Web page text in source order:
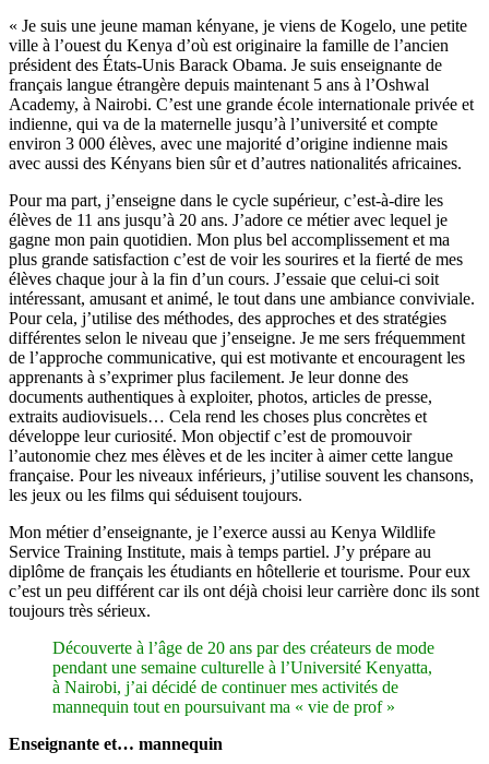
« Je suis une jeune maman kényane, je viens de Kogelo, une petite
ville à l’ouest du Kenya d’où est originaire la famille de l’ancien
président des États-Unis Barack Obama. Je suis enseignante de
français langue étrangère depuis maintenant 5 ans à l’Oshwal
Academy, à Nairobi. C’est une grande école internationale privée et
indienne, qui va de la maternelle jusqu’à l’université et compte
environ 3 000 élèves, avec une majorité d’origine indienne mais
avec aussi des Kényans bien sûr et d’autres nationalités africaines.
Pour ma part, j’enseigne dans le cycle supérieur, c’est-à-dire les
élèves de 11 ans jusqu’à 20 ans. J’adore ce métier avec lequel je
gagne mon pain quotidien. Mon plus bel accomplissement et ma
plus grande satisfaction c’est de voir les sourires et la fierté de mes
élèves chaque jour à la fin d’un cours. J’essaie que celui-ci soit
intéressant, amusant et animé, le tout dans une ambiance conviviale.
Pour cela, j’utilise des méthodes, des approches et des stratégies
différentes selon le niveau que j’enseigne. Je me sers fréquemment
de l’approche communicative, qui est motivante et encouragent les
apprenants à s’exprimer plus facilement. Je leur donne des
documents authentiques à exploiter, photos, articles de presse,
extraits audiovisuels… Cela rend les choses plus concrètes et
développe leur curiosité. Mon objectif c’est de promouvoir
l’autonomie chez mes élèves et de les inciter à aimer cette langue
française. Pour les niveaux inférieurs, j’utilise souvent les chansons,
les jeux ou les films qui séduisent toujours.
Mon métier d’enseignante, je l’exerce aussi au Kenya Wildlife
Service Training Institute, mais à temps partiel. J’y prépare au
diplôme de français les étudiants en hôtellerie et tourisme. Pour eux
c’est un peu différent car ils ont déjà choisi leur carrière donc ils sont
toujours très sérieux.
Découverte à l’âge de 20 ans par des créateurs de mode
pendant une semaine culturelle à l’Université Kenyatta,
à Nairobi, j’ai décidé de continuer mes activités de
mannequin tout en poursuivant ma « vie de prof »
Enseignante et… mannequin